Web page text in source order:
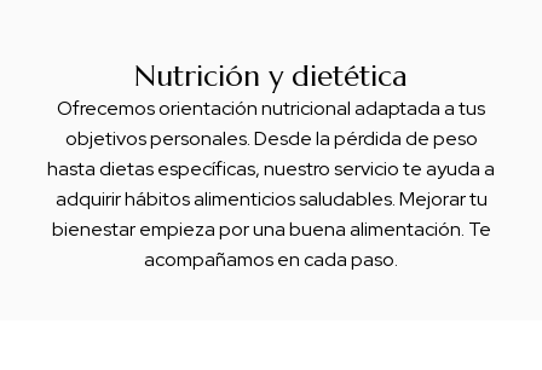
Nutrición y dietética
Ofrecemos orientación nutricional adaptada a tus
objetivos personales. Desde la pérdida de peso
hasta dietas específicas, nuestro servicio te ayuda a
adquirir hábitos alimenticios saludables. Mejorar tu
bienestar empieza por una buena alimentación. Te
acompañamos en cada paso.